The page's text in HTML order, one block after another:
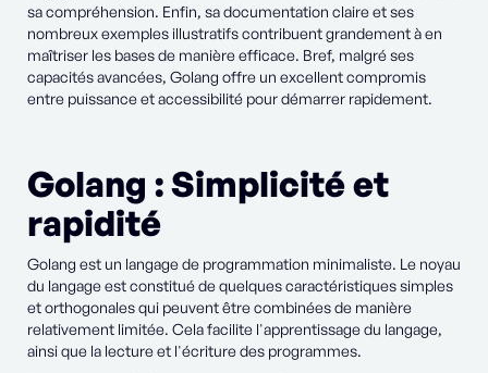
sa compréhension. Enfin, sa documentation claire et ses
nombreux exemples illustratifs contribuent grandement à en
maîtriser les bases de manière efficace. Bref, malgré ses
capacités avancées, Golang offre un excellent compromis
entre puissance et accessibilité pour démarrer rapidement.
Golang : Simplicité et
rapidité
Golang est un langage de programmation minimaliste. Le noyau
du langage est constitué de quelques caractéristiques simples
et orthogonales qui peuvent être combinées de manière
relativement limitée. Cela facilite l'apprentissage du langage,
ainsi que la lecture et l'écriture des programmes.